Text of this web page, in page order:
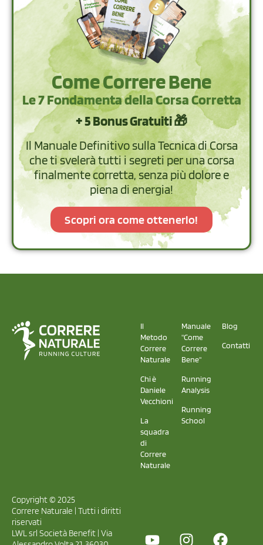
Come Correre Bene
Le 7 Fondamenta della Corsa Corretta
+ 5 Bonus Gratuiti 🎁
Il Manuale Definitivo sulla Tecnica di Corsa
che ti svelerà tutti i segreti per una corsa
finalmente corretta, senza più dolore e
piena di energia!
Scopri ora come ottenerlo!
Il
Metodo
Correre
Naturale
Chi è
Daniele
Vecchioni
La
squadra
di
Correre
Naturale
Manuale
"Come
Correre
Bene"
Running
Analysis
Running
School
Blog
Contatti
Copyright © 2025
Correre Naturale | Tutti i diritti
riservati
LWL srl Società Benefit | Via